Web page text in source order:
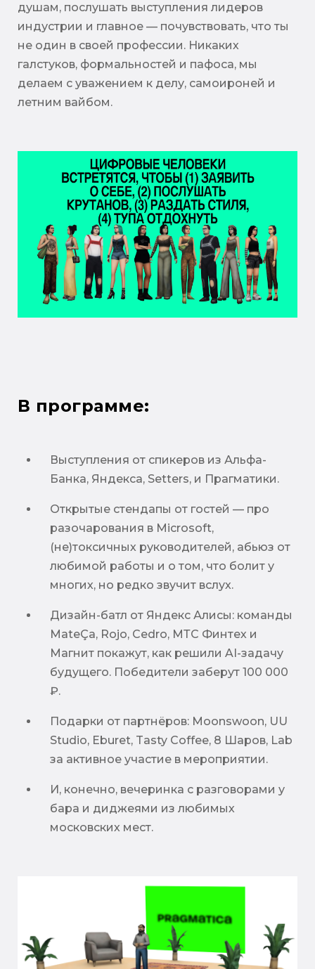
душам, послушать выступления лидеров
индустрии и главное — почувствовать, что ты
не один в своей профессии. Никаких
галстуков, формальностей и пафоса, мы
делаем с уважением к делу, самоироней и
летним вайбом.
В программе:
Выступления от спикеров из Альфа-
Банка, Яндекса, Setters, и Прагматики.
Открытые стендапы от гостей — про
разочарования в Microsoft,
(не)токсичных руководителей, абьюз от
любимой работы и о том, что болит у
многих, но редко звучит вслух.
Дизайн-батл от Яндекс Алисы: команды
MateÇa, Rojo, Cedro, МТС Финтех и
Магнит покажут, как решили AI-задачу
будущего. Победители заберут 100 000
₽.
Подарки от партнёров: Moonswoon, UU
Studio, Eburet, Tasty Coffee, 8 Шаров, Lab
за активное участие в мероприятии.
И, конечно, вечеринка с разговорами у
бара и диджеями из любимых
московских мест.